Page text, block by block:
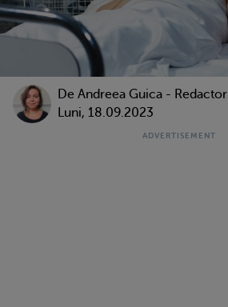
De Andreea Guica - Redactor
Luni, 18.09.2023